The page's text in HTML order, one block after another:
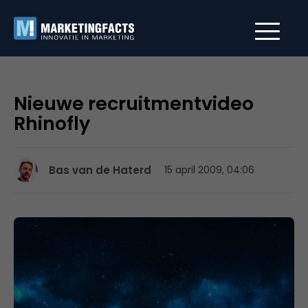
Nieuwe recruitmentvideo
Rhinofly
Bas van de Haterd 15 april 2009, 04:06